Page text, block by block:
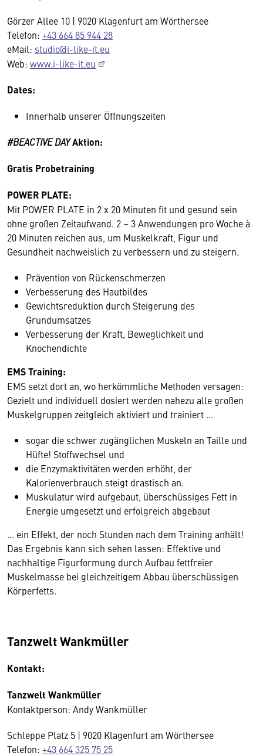
Görzer Allee 10 | 9020 Klagenfurt am Wörthersee
Telefon: +43 664 85 944 28
eMail: studio@i-like-it.eu
Web: www.i-like-it.eu
Dates:
Innerhalb unserer Öffnungszeiten
#BEACTIVE DAYAktion:
Gratis Probetraining
POWER PLATE:
Mit POWER PLATE in 2 x 20 Minuten fit und gesund sein
ohne großen Zeitaufwand. 2 – 3 Anwendungen pro Woche à
20 Minuten reichen aus, um Muskelkraft, Figur und
Gesundheit nachweislich zu verbessern und zu steigern.
Prävention von Rückenschmerzen
Verbesserung des Hautbildes
Gewichtsreduktion durch Steigerung des
Grundumsatzes
Verbesserung der Kraft, Beweglichkeit und
Knochendichte
EMS Training:
EMS setzt dort an, wo herkömmliche Methoden versagen:
Gezielt und individuell dosiert werden nahezu alle großen
Muskelgruppen zeitgleich aktiviert und trainiert ...
sogar die schwer zugänglichen Muskeln an Taille und
Hüfte! Stoffwechsel und
die Enzymaktivitäten werden erhöht, der
Kalorienverbrauch steigt drastisch an.
Muskulatur wird aufgebaut, überschüssiges Fett in
Energie umgesetzt und erfolgreich abgebaut
... ein Effekt, der noch Stunden nach dem Training anhält!
Das Ergebnis kann sich sehen lassen: Effektive und
nachhaltige Figurformung durch Aufbau fettfreier
Muskelmasse bei gleichzeitigem Abbau überschüssigen
Körperfetts.
Tanzwelt Wankmüller
Kontakt:
Tanzwelt Wankmüller
Kontaktperson: Andy Wankmüller
Schleppe Platz 5 | 9020 Klagenfurt am Wörthersee
Telefon: +43 664 325 75 25